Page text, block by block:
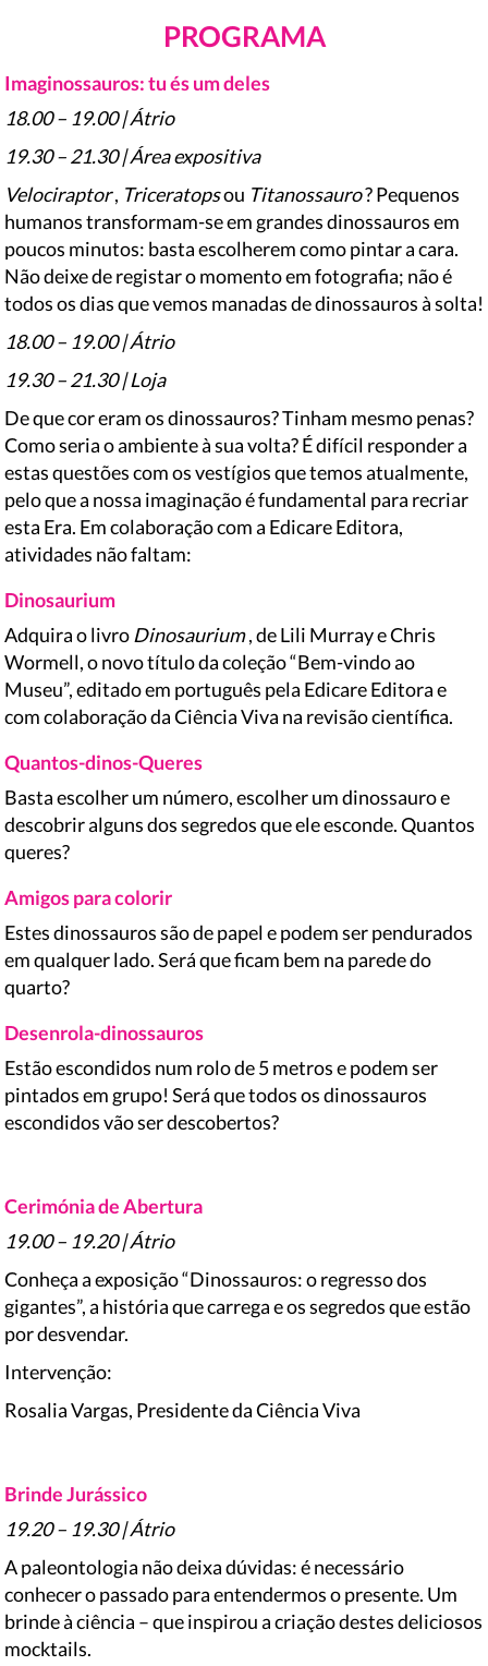
PROGRAMA
Imaginossauros: tu és um deles
18.00 – 19.00 | Átrio
19.30 – 21.30 | Área expositiva
Velociraptor, Triceratopsou Titanossauro? Pequenos
humanos transformam-se em grandes dinossauros em
poucos minutos: basta escolherem como pintar a cara.
Não deixe de registar o momento em fotografia; não é
todos os dias que vemos manadas de dinossauros à solta!
18.00 – 19.00 | Átrio
19.30 – 21.30 | Loja
De que cor eram os dinossauros? Tinham mesmo penas?
Como seria o ambiente à sua volta? É difícil responder a
estas questões com os vestígios que temos atualmente,
pelo que a nossa imaginação é fundamental para recriar
esta Era. Em colaboração com a Edicare Editora,
atividades não faltam:
Dinosaurium
Adquira o livro Dinosaurium, de Lili Murray e Chris
Wormell, o novo título da coleção “Bem-vindo ao
Museu”, editado em português pela Edicare Editora e
com colaboração da Ciência Viva na revisão científica.
Quantos-dinos-Queres
Basta escolher um número, escolher um dinossauro e
descobrir alguns dos segredos que ele esconde. Quantos
queres?
Amigos para colorir
Estes dinossauros são de papel e podem ser pendurados
em qualquer lado. Será que ficam bem na parede do
quarto?
Desenrola-dinossauros
Estão escondidos num rolo de 5 metros e podem ser
pintados em grupo! Será que todos os dinossauros
escondidos vão ser descobertos?
Cerimónia de Abertura
19.00 – 19.20 | Átrio
Conheça a exposição “Dinossauros: o regresso dos
gigantes”, a história que carrega e os segredos que estão
por desvendar.
Intervenção:
Rosalia Vargas, Presidente da Ciência Viva
Brinde Jurássico
19.20 – 19.30 | Átrio
A paleontologia não deixa dúvidas: é necessário
conhecer o passado para entendermos o presente. Um
brinde à ciência – que inspirou a criação destes deliciosos
mocktails.